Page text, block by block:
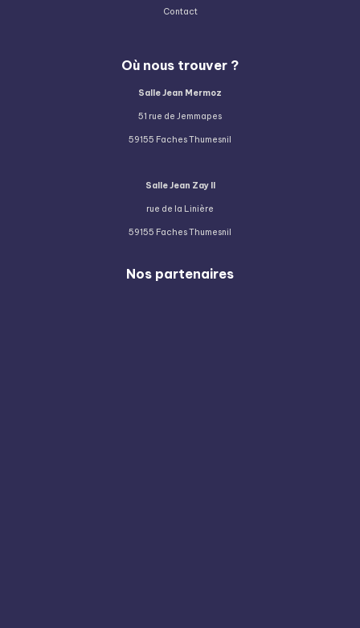
Contact
Où nous trouver ?
Salle Jean Mermoz
51 rue de Jemmapes
59155 Faches Thumesnil
Salle Jean Zay II
rue de la Linière
59155 Faches Thumesnil
Nos partenaires